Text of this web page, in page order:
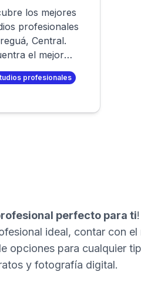
los mejores
profesionales
, Central.
el mejor
para tu sesión
profesional. O
fotos
profesionales
perfecto para ti
ideal, contar con el
opciones para cualquier
y fotografía digital.